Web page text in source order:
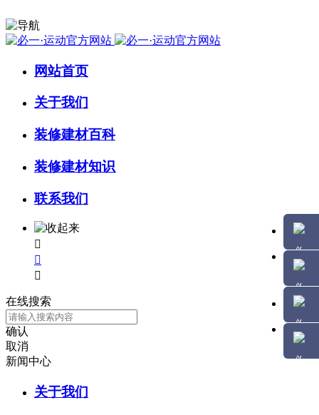
网站首页
关于我们
装修建材百科
装修建材知识
联系我们



在线搜索
确认
取消
新闻中心
关于我们